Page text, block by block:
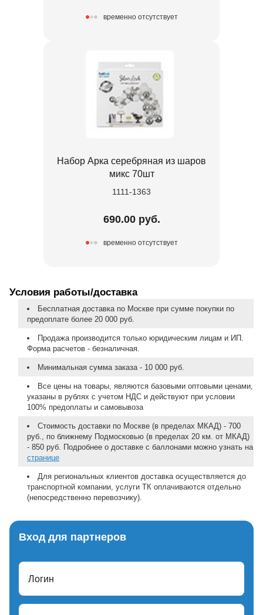
временно отсутствует
Набор Арка серебряная из шаров
микс 70шт
1111-1363
690.00 руб.
временно отсутствует
Условия работы/доставка
Бесплатная доставка по Москве при сумме покупки по
предоплате более 20 000 руб.
Продажа производится только юридическим лицам и ИП.
Форма расчетов - безналичная.
Минимальная сумма заказа - 10 000 руб.
Все цены на товары, являются базовыми оптовыми ценами,
указаны в рублях с учетом НДС и действуют при условии
100% предоплаты и самовывоза
Стоимость доставки по Москве (в пределах МКАД) - 700
руб., по ближнему Подмосковью (в пределах 20 км. от МКАД)
- 850 руб. Подробнее о доставке с баллонами можно узнать на
странице
Для региональных клиентов доставка осуществляется до
транспортной компании, услуги ТК оплачиваются отдельно
(непосредственно перевозчику).
Вход для партнеров
Логин